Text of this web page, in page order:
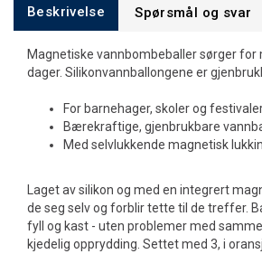
Beskrivelse Spørsmål og svar
Magnetiske vannbombeballer sørger for
dager. Silikonvannballongene er
For barnehager, skoler og
Bærekraftige, gjenbrukbare
Med selvlukkende magnetisk
Laget av silikon og med en integrert
de seg selv og forblir tette til de treffer.
fyll og kast - uten problemer med
kjedelig opprydding. Settet med 3, i